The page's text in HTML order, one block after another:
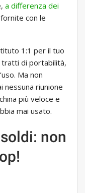
a differenza dei
con le
1:1 per il tuo
tratti di portabilità,
Ma non
nessuna riunione
più veloce e
mai usato.
non